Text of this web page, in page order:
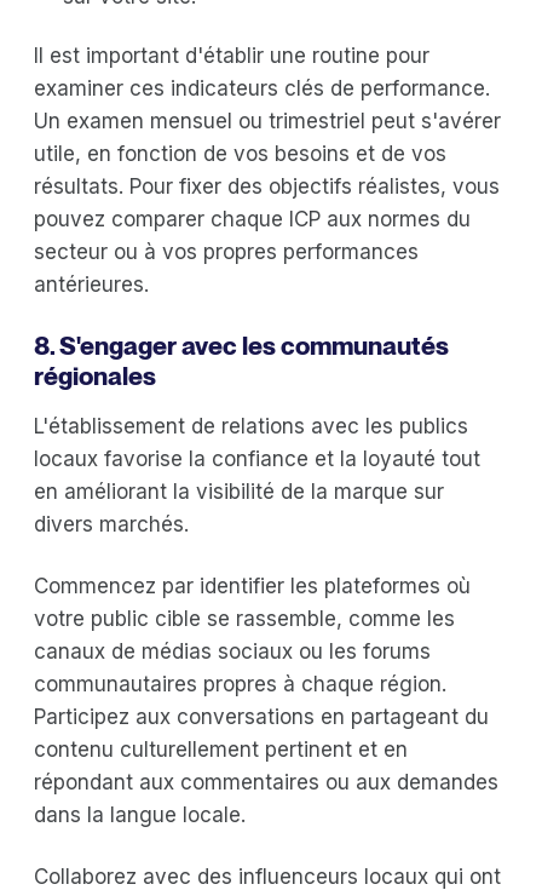
Il est important d'établir une routine pour
examiner ces indicateurs clés de performance.
Un examen mensuel ou trimestriel peut s'avérer
utile, en fonction de vos besoins et de vos
résultats. Pour fixer des objectifs réalistes, vous
pouvez comparer chaque ICP aux normes du
secteur ou à vos propres performances
antérieures.
8. S'engager avec les communautés
régionales
L'établissement de relations avec les publics
locaux favorise la confiance et la loyauté tout
en améliorant la visibilité de la marque sur
divers marchés.
Commencez par identifier les plateformes où
votre public cible se rassemble, comme les
canaux de médias sociaux ou les forums
communautaires propres à chaque région.
Participez aux conversations en partageant du
contenu culturellement pertinent et en
répondant aux commentaires ou aux demandes
dans la langue locale.
Collaborez avec des influenceurs locaux qui ont